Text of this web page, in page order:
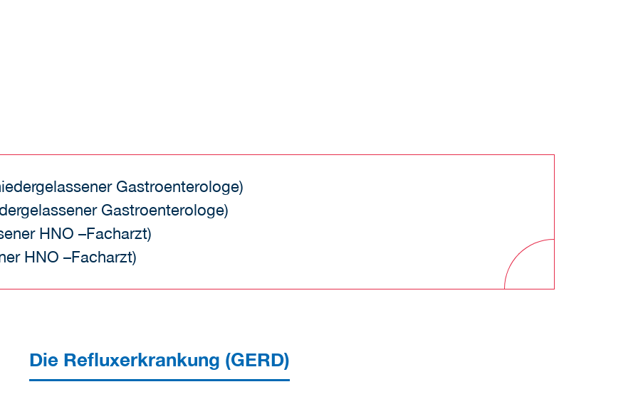
Gastroenterologe)
Gastroenterologe)
HNO –Facharzt)
HNO –Facharzt)
Die Refluxerkrankung (GERD)